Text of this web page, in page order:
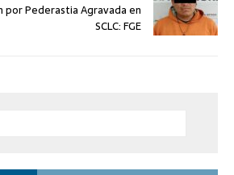
por Pederastia Agravada en
SCLC: FGE